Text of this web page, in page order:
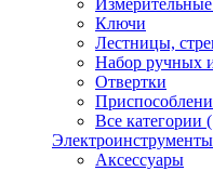
Ключи
Лестницы,
Набор ручных
Отвертки
Все категории
Аксессуары